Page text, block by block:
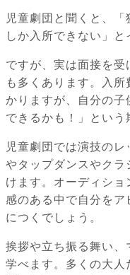
児童劇団と聞くと、
しか入所できない」と
ですが、実は面接を受
も多くあります。入
かりますが、自分の子
できるかも！」という
児童劇団では演技の
やタップダンスやクラ
けます。オーディシ
感のある中で自分を
につくでしょう。
挨拶や立ち振る舞い
学べます。多くの大